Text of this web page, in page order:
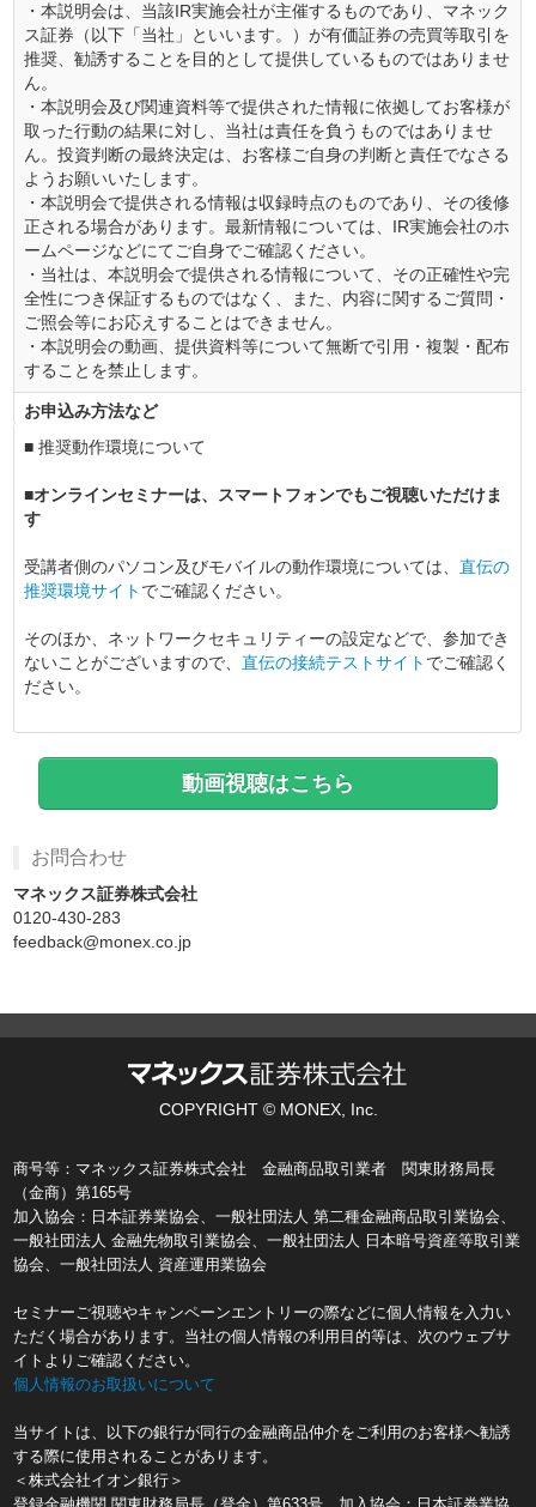
・本説明会は、当該IR実施会社が主催するものであり、マネック
ス証券（以下「当社」といいます。）が有価証券の売買等取引を
推奨、勧誘することを目的として提供しているものではありませ
ん。
・本説明会及び関連資料等で提供された情報に依拠してお客様が
取った行動の結果に対し、当社は責任を負うものではありませ
ん。投資判断の最終決定は、お客様ご自身の判断と責任でなさる
ようお願いいたします。
・本説明会で提供される情報は収録時点のものであり、その後修
正される場合があります。最新情報については、IR実施会社のホ
ームページなどにてご自身でご確認ください。
・当社は、本説明会で提供される情報について、その正確性や完
全性につき保証するものではなく、また、内容に関するご質問・
ご照会等にお応えすることはできません。
・本説明会の動画、提供資料等について無断で引用・複製・配布
することを禁止します。
お申込み方法など
■ 推奨動作環境について
■オンラインセミナーは、スマートフォンでもご視聴いただけま
す
受講者側のパソコン及びモバイルの動作環境については、直伝の
推奨環境サイト でご確認ください。
そのほか、ネットワークセキュリティーの設定などで、参加でき
ないことがございますので、直伝の接続テストサイト でご確認く
ださい。
動画視聴はこちら
お問合わせ
マネックス証券株式会社
0120-430-283
feedback@monex.co.jp
COPYRIGHT © MONEX, Inc.
商号等：マネックス証券株式会社 金融商品取引業者 関東財務局長
（金商）第165号
加入協会：日本証券業協会、一般社団法人 第二種金融商品取引業協会、
一般社団法人 金融先物取引業協会、一般社団法人 日本暗号資産等取引業
協会、一般社団法人 資産運用業協会
セミナーご視聴やキャンペーンエントリーの際などに個人情報を入力い
ただく場合があります。当社の個人情報の利用目的等は、次のウェブサ
イトよりご確認ください。
個人情報のお取扱いについて
当サイトは、以下の銀行が同行の金融商品仲介をご利用のお客様へ勧誘
する際に使用されることがあります。
＜株式会社イオン銀行＞